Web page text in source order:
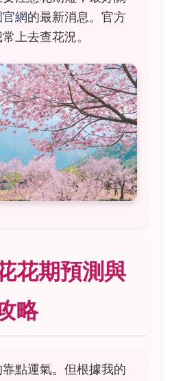
網的最新消息。官方
上去查花況。
花期預測與
略
點運氣。但根據我的